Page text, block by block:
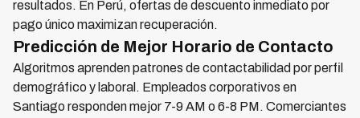
resultados. En Perú, ofertas de descuento inmediato por
pago único maximizan recuperación.
Predicción de Mejor Horario de Contacto
Algoritmos aprenden patrones de contactabilidad por perfil
demográfico y laboral. Empleados corporativos en
Santiago responden mejor 7-9 AM o 6-8 PM. Comerciantes